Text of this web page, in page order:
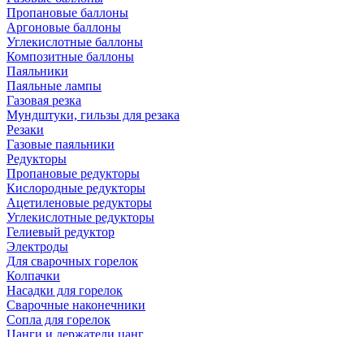
Пропановые баллоны
Аргоновые баллоны
Углекислотные баллоны
Композитные баллоны
Паяльники
Паяльные лампы
Газовая резка
Мундштуки, гильзы для резака
Резаки
Газовые паяльники
Редукторы
Пропановые редукторы
Кислородные редукторы
Ацетиленовые редукторы
Углекислотные редукторы
Гелиевый редуктор
Электроды
Для сварочных горелок
Колпачки
Насадки для горелок
Сварочные наконечники
Сопла для горелок
Цанги и держатели цанг